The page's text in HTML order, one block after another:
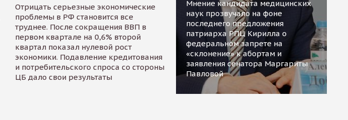
Отрицать серьезные экономические
проблемы в РФ становится все
труднее. После сокращения ВВП в
первом квартале на 0,6% второй
квартал показал нулевой рост
экономики. Подавление кредитования
и потребительского спроса со стороны
ЦБ дало свои результаты
Мнение кандидата медицинских
наук прозвучало на фоне
последнего предложения
патриарха РПЦ Кирилла о
федеральном запрете на
«склонение» к абортам и
заявления сенатора Маргариты
Павловой